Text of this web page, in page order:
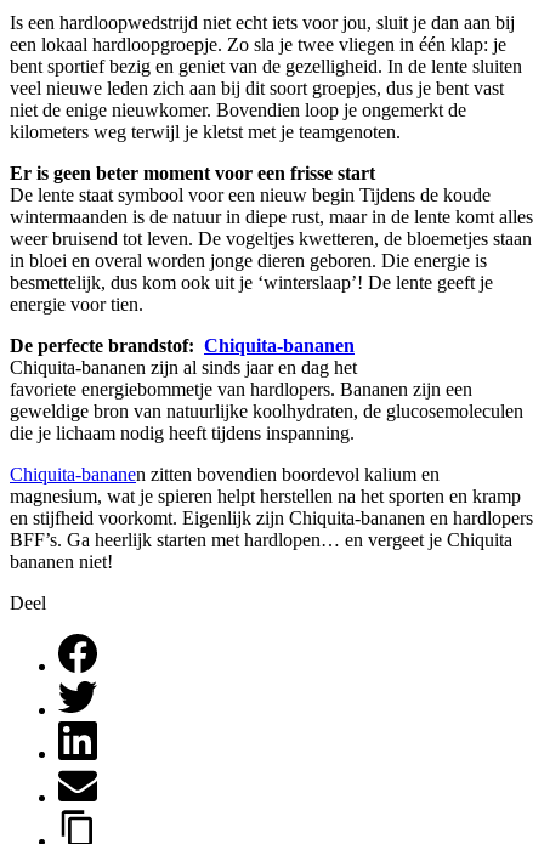
Is een hardloopwedstrijd niet echt iets voor jou, sluit je dan aan bij
een lokaal hardloopgroepje. Zo sla je twee vliegen in één klap: je
bent sportief bezig en geniet van de gezelligheid. In de lente sluiten
veel nieuwe leden zich aan bij dit soort groepjes, dus je bent vast
niet de enige nieuwkomer. Bovendien loop je ongemerkt de
kilometers weg terwijl je kletst met je teamgenoten.
Er is geen beter moment voor een frisse start
De lente staat symbool voor een nieuw begin Tijdens de koude
wintermaanden is de natuur in diepe rust, maar in de lente komt alles
weer bruisend tot leven. De vogeltjes kwetteren, de bloemetjes staan
in bloei en overal worden jonge dieren geboren. Die energie is
besmettelijk, dus kom ook uit je ‘winterslaap’! De lente geeft je
energie voor tien.
De perfecte brandstof: Chiquita-bananen
Chiquita-bananen zijn al sinds jaar en dag het
favoriete energiebommetje van hardlopers. Bananen zijn een
geweldige bron van natuurlijke koolhydraten, de glucosemoleculen
die je lichaam nodig heeft tijdens inspanning.
Chiquita-bananen zitten bovendien boordevol kalium en
magnesium, wat je spieren helpt herstellen na het sporten en kramp
en stijfheid voorkomt. Eigenlijk zijn Chiquita-bananen en hardlopers
BFF’s. Ga heerlijk starten met hardlopen… en vergeet je Chiquita
bananen niet!
Deel